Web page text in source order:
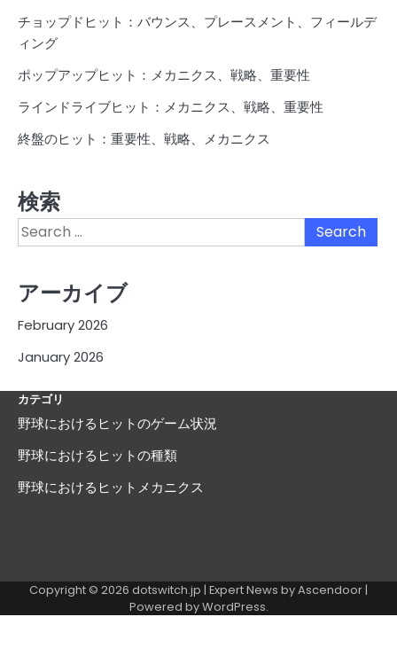
チョップドヒット：バウンス、プレースメント、フィールデ
ィング
ポップアップヒット：メカニクス、戦略、重要性
ラインドライブヒット：メカニクス、戦略、重要性
終盤のヒット：重要性、戦略、メカニクス
検索
Search
for:
アーカイブ
February 2026
January 2026
カテゴリ
野球におけるヒットのゲーム状況
野球におけるヒットの種類
野球におけるヒットメカニクス
Copyright © 2026 dotswitch.jp | Expert News byAscendoor |
Powered byWordPress.